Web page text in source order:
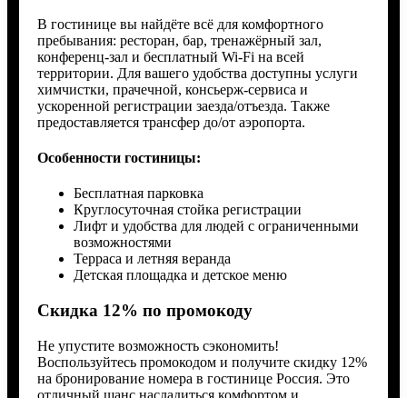
В гостинице вы найдёте всё для комфортного
пребывания: ресторан, бар, тренажёрный зал,
конференц-зал и бесплатный Wi-Fi на всей
территории. Для вашего удобства доступны услуги
химчистки, прачечной, консьерж-сервиса и
ускоренной регистрации заезда/отъезда. Также
предоставляется трансфер до/от аэропорта.
Особенности гостиницы:
Бесплатная парковка
Круглосуточная стойка регистрации
Лифт и удобства для людей с ограниченными
возможностями
Терраса и летняя веранда
Детская площадка и детское меню
Скидка 12% по промокоду
Не упустите возможность сэкономить!
Воспользуйтесь промокодом и получите скидку 12%
на бронирование номера в гостинице Россия. Это
отличный шанс насладиться комфортом и